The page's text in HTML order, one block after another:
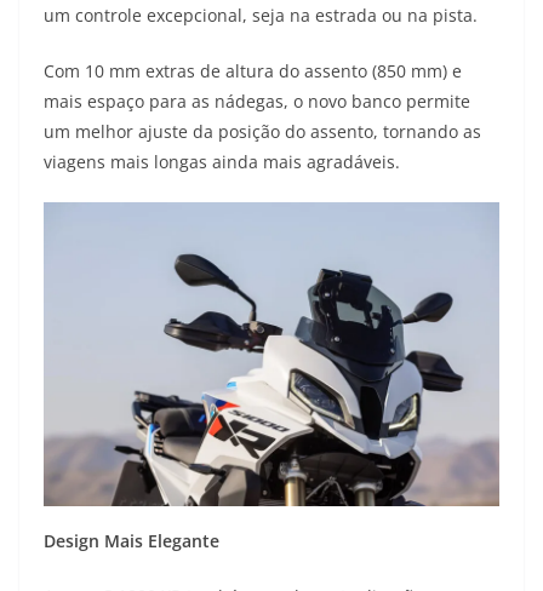
um controle excepcional, seja na estrada ou na pista.
Com 10 mm extras de altura do assento (850 mm) e
mais espaço para as nádegas, o novo banco permite
um melhor ajuste da posição do assento, tornando as
viagens mais longas ainda mais agradáveis.
Design Mais Elegante